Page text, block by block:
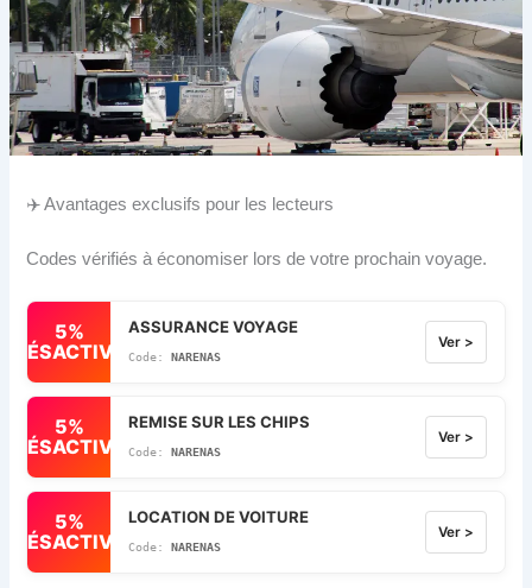
✈️ Avantages exclusifs pour les lecteurs
Codes vérifiés à économiser lors de votre prochain voyage.
5%
DÉSACTIVÉ
ASSURANCE VOYAGE
NARENAS
Ver >
5%
DÉSACTIVÉ
REMISE SUR LES CHIPS
NARENAS
Ver >
5%
DÉSACTIVÉ
LOCATION DE VOITURE
NARENAS
Ver >